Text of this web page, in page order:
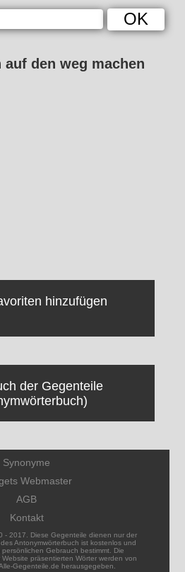
auf den weg machen
hinzufügen
der Gegenteile
Synonyme
Webmaster
AGB
Kontakt
- 2017. Diese Gegenteile dienen nur der
Antonymwörterbuch ist kostenlos und
Gebrauch bestimmt. Die
präsentierten Wörter werden von
Gegenteile.de herausgegeben.